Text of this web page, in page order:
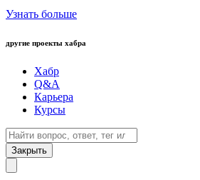
Узнать больше
другие проекты хабра
Хабр
Q&A
Карьера
Курсы
Закрыть